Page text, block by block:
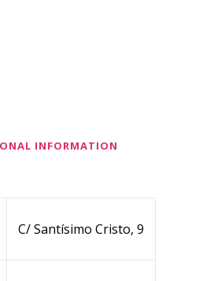
INFORMATION
C/ Santísimo Cristo, 9